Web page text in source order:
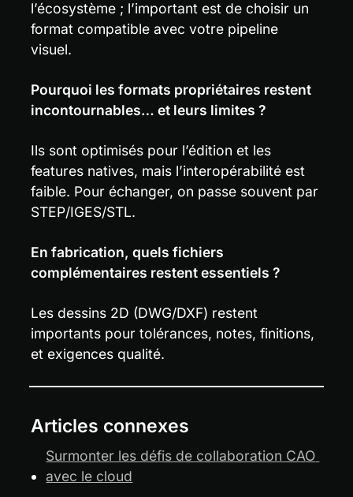
l’écosystème ; l’important est de choisir un
format compatible avec votre pipeline
visuel.
Pourquoi les formats propriétaires restent
incontournables… et leurs limites ?
Ils sont optimisés pour l’édition et les
features natives, mais l’interopérabilité est
faible. Pour échanger, on passe souvent par
STEP/IGES/STL.
En fabrication, quels fichiers
complémentaires restent essentiels ?
Les dessins 2D (DWG/DXF) restent
importants pour tolérances, notes, finitions,
et exigences qualité.
Articles connexes
Surmonter les défis de collaboration CAO
avec le cloud